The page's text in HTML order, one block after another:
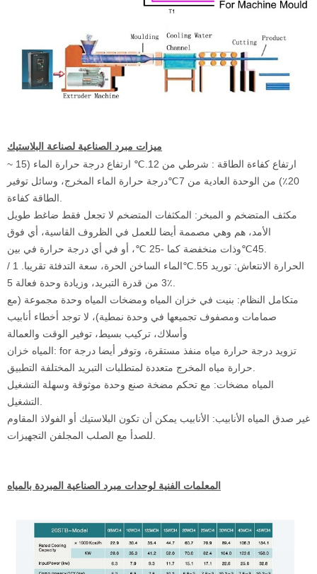
ميزات مبرد الصناعية لصناعة البلاستيك
ارتفاع كفاءة الطاقة : شرطي من 12. ℃
ارتفاع درجة حرارة الماء (15 ~
20٪) من الوحدة العادية من 7
℃درجة حرارة الماء المخرج، وسائل توفير
مكثف المتضخم و المبخر: المكثفات المتضخم لا تجعل فقط ضاغط طويل
الأمد، هم وهي مصممة أيضا للعمل في الظروف القاسية، أي فوق
45
℃وذات منخفضة كما -25 ℃
الحرارة الانتعاش: توريد 55.
℃
الماء الساخن الحرة، سعة التدفئة تقريبا. 1 /
3 من قدرة التبريد، وزيادة وحدة فعالة 5٪.
متكامل النظام: بنيت في خزان المياه ومضخات المياه وحدة مجموعة (مع
صمامات ومصفوف تجميعها في وحدة نمطية)، لا توجد أخطاء أنابيب
وأسلاك، تركيب بسيط، توفير الوقت والعمالة
المياه خزان: for تزويد درجة حرارة مياه منفذ مستقرة، وتوفر أيضا درجة
المياه مضخات: مع تحكم مضخة صنع وحدة موثوقة وسهلة التشغيل
غير صدق المياه الأنابيب: الأنابيب يمكن أن تكون البلاستيك أو الفولاذ المقاوم
المعلمات الفنية لوحدات مبرد الصناعية المبردة بالمياه